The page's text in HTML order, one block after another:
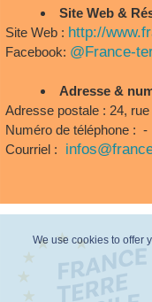
Site Web &
Site Web : http://
Facebook: @France-
Adresse &
Adresse postale : 24,
Numéro de téléphone : -
Courriel :